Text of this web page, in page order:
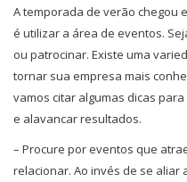
A temporada de verão chegou
é utilizar a área de eventos.
ou patrocinar. Existe uma
tornar sua empresa mais
vamos citar algumas dicas
e alavancar resultados.
– Procure por eventos que
relacionar. Ao invés de se aliar